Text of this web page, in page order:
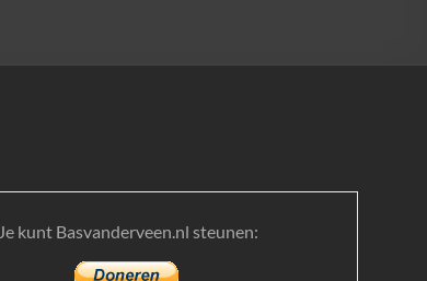
Je kunt Basvanderveen.nl steunen: